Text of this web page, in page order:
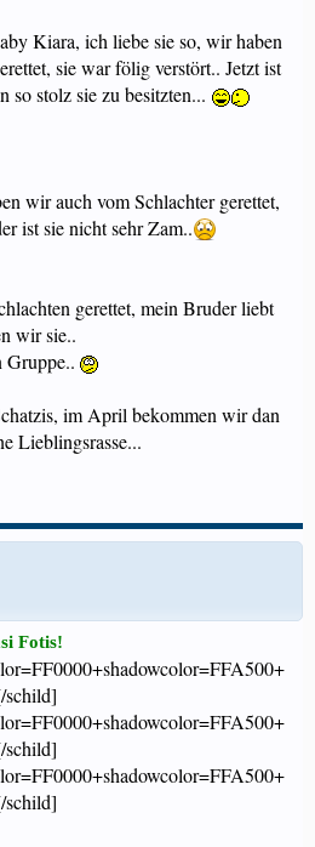
Kiara, ich liebe sie so, wir haben
sie war fölig verstört.. Jetzt ist
so stolz sie zu besitzten...
wir auch vom Schlachter gerettet,
ist sie nicht sehr Zam..
gerettet, mein Bruder liebt
wir sie..
Gruppe..
im April bekommen wir dan
Lieblingsrasse...
Fotis!
schild]
schild]
schild]